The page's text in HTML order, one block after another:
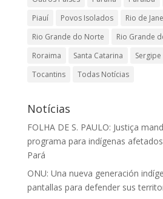
Piauí
Povos Isolados
Rio de
Rio Grande do Norte
Rio Grande
Roraima
Santa Catarina Sergipe
Tocantins
Todas Notícias
Notícias
FOLHA DE S. PAULO: Justiça
programa para indígenas
Pará
ONU: Una nueva generación
pantallas para defender sus